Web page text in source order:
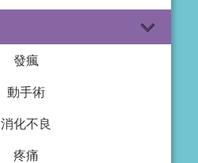
發瘋
動手術
消化不良
疼痛